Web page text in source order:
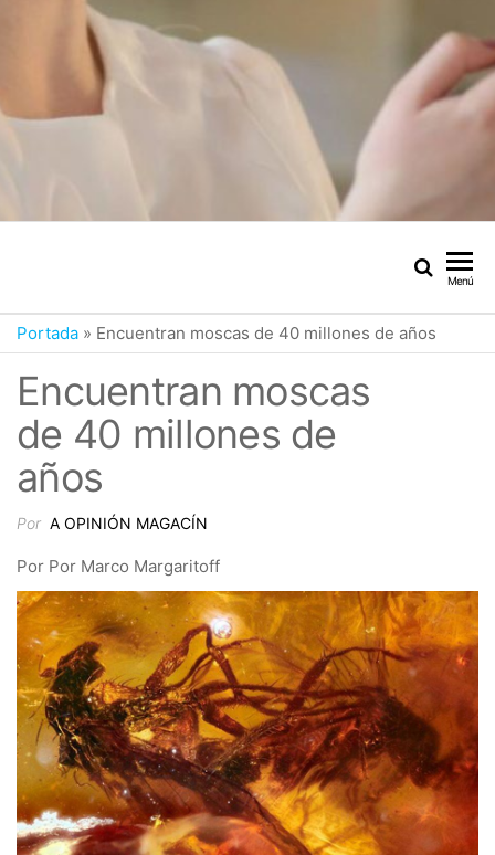
Menú
Portada » Encuentran moscas de 40 millones de años
Encuentran moscas
de 40 millones de
años
Por A OPINIÓN MAGACÍN
Por Por Marco Margaritoff